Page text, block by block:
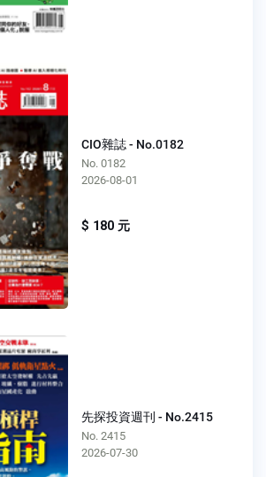
CIO雜誌 - No.0182
No. 0182
2026-08-01
$ 180 元
先探投資週刊 - No.2415
No. 2415
2026-07-30